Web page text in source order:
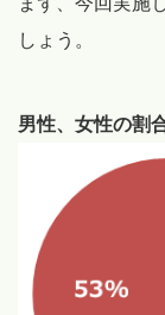
しょう。
男性、女性の割